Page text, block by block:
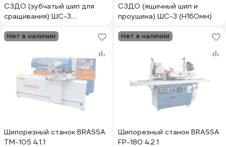
СЗДО (зубчатый шип для
сращивания) ШС-3
СЗДО (ящичный шип и
проушина) ШС-3 (Н160мм)
Нет в наличии
Шипорезный станок BRASSA
ТМ-105 4.1.1
Нет в наличии
Шипорезный станок BRASSA
FP-180 4.2.1